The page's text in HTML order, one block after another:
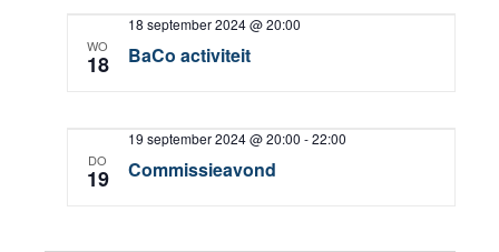
WO
18 BaCo activiteit
18 september 2024 @ 20:00
DO
19 Commissieavond
19 september 2024 @ 20:00 -22:00